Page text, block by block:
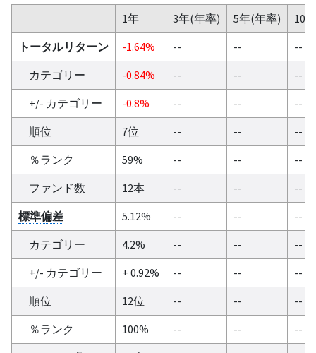
1年 3年(年率) 5年(年率)
10
トータルリターン
-1.64% -- --
--
カテゴリー
-0.84% -- --
--
+/- カテゴリー
-0.8% -- --
--
順位
7位 -- --
--
％ランク
59% -- --
--
ファンド数
12本 -- --
--
標準偏差
5.12% -- --
--
カテゴリー
4.2% -- --
--
+/- カテゴリー
+ 0.92% -- --
--
順位
12位 -- --
--
％ランク
100% -- --
--